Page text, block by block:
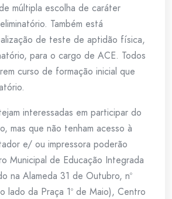
múltipla escolha de caráter
Também está
de teste de aptidão física,
para o cargo de ACE. Todos
curso de formação inicial que
interessadas em participar do
mas que não tenham acesso à
e/ ou impressora poderão
Municipal de Educação Integrada
na Alameda 31 de Outubro, nº
lado da Praça 1º de Maio), Centro